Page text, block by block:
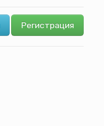
Регистрация